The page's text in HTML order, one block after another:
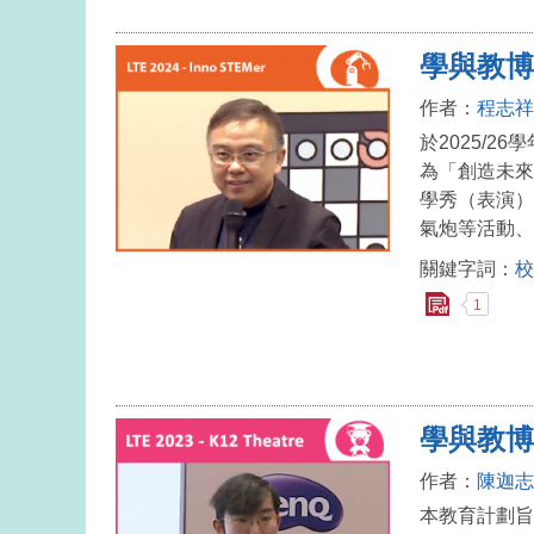
學與教
作者： 程志
於2025/26學
為「創造未
學秀（表演
氣炮等活動
關鍵字詞：
1
學與教
作者： 陳迦
本教育計劃